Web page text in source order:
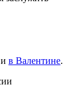
и в Валентине.